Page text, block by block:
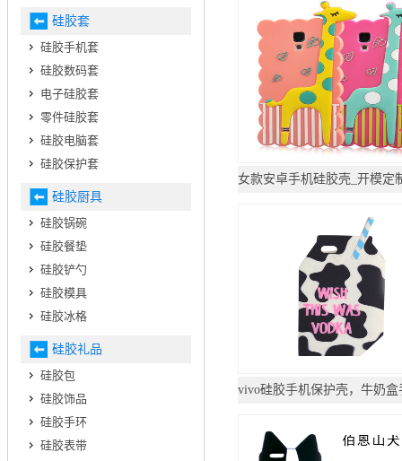
硅胶套
硅胶手机套
硅胶数码套
电子硅胶套
零件硅胶套
硅胶电脑套
硅胶保护套
硅胶厨具
硅胶锅碗
硅胶餐垫
硅胶铲勺
硅胶模具
硅胶冰格
硅胶礼品
硅胶包
硅胶饰品
硅胶手环
硅胶表带